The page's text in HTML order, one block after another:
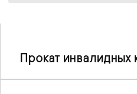
Прокат инвалидных